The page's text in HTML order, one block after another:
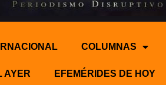
COLUMNAS
AYER EFEMÉRIDES DE HOY